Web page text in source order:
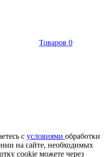
Товаров 0
с условиями обработки
на сайте, необходимых
cookie можете через